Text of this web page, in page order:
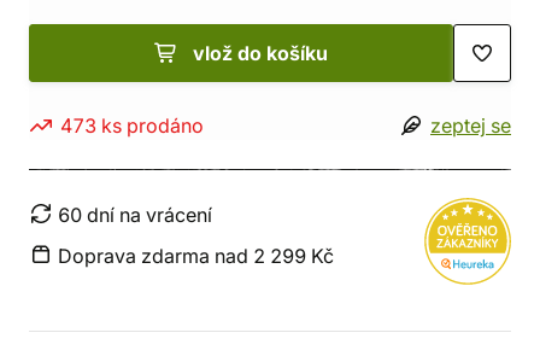
vlož do košíku
473 ks prodáno zeptej se
60 dní na vrácení
Doprava zdarma nad 2 299 Kč